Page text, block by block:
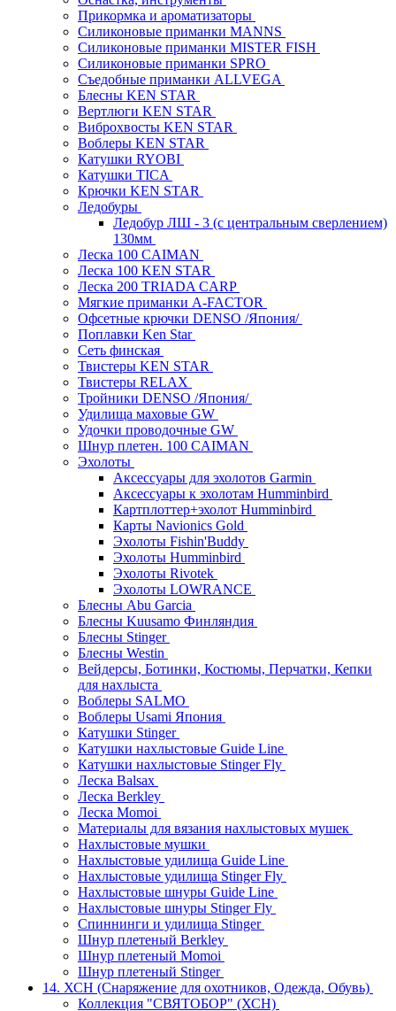
Прикормка и ароматизаторы
Силиконовые приманки MANNS
Силиконовые приманки MISTER FISH
Силиконовые приманки SPRO
Съедобные приманки ALLVEGA
Блесны KEN STAR
Вертлюги KEN STAR
Виброхвосты KEN STAR
Воблеры KEN STAR
Катушки RYOBI
Катушки TICA
Крючки KEN STAR
Ледобуры
Ледобур ЛШ - 3 (с центральным сверлением)
130мм
Леска 100 CAIMAN
Леска 100 KEN STAR
Леска 200 TRIADA CARP
Мягкие приманки A-FACTOR
Офсетные крючки DENSO /Япония/
Поплавки Ken Star
Сеть финская
Твистеры KEN STAR
Твистеры RELAX
Тройники DENSO /Япония/
Удилища маховые GW
Удочки проводочные GW
Шнур плетен. 100 CAIMAN
Эхолоты
Аксессуары для эхолотов Garmin
Аксессуары к эхолотам Humminbird
Картплоттер+эхолот Humminbird
Карты Navionics Gold
Эхолоты Fishin'Buddy
Эхолоты Humminbird
Эхолоты Rivotek
Эхолоты LOWRANCE
Блесны Abu Garcia
Блесны Kuusamo Финляндия
Блесны Stinger
Блесны Westin
Вейдерсы, Ботинки, Костюмы, Перчатки, Кепки
для нахлыста
Воблеры SALMO
Воблеры Usami Япония
Катушки Stinger
Катушки нахлыстовые Guide Line
Катушки нахлыстовые Stinger Fly
Леска Balsax
Леска Berkley
Леска Momoi
Материалы для вязания нахлыстовых мушек
Нахлыстовые мушки
Нахлыстовые удилища Guide Line
Нахлыстовые удилища Stinger Fly
Нахлыстовые шнуры Guide Line
Нахлыстовые шнуры Stinger Fly
Спиннинги и удилища Stinger
Шнур плетеный Berkley
Шнур плетеный Momoi
Шнур плетеный Stinger
14. ХСН (Снаряжение для охотников, Одежда, Обувь)
Коллекция "СВЯТОБОР" (ХСН)